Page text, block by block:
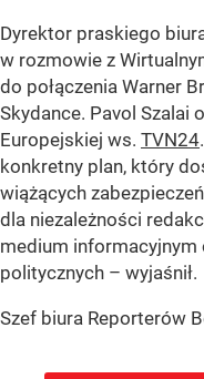
Dyrektor praskiego
w rozmowie z
do połączenia Warner
Skydance. Pavol Szalai
Europejskiej ws. TVN24
konkretny plan, który
wiążących
dla niezależności
medium
politycznych – wyjaśnił.
Szef biura Reporterów